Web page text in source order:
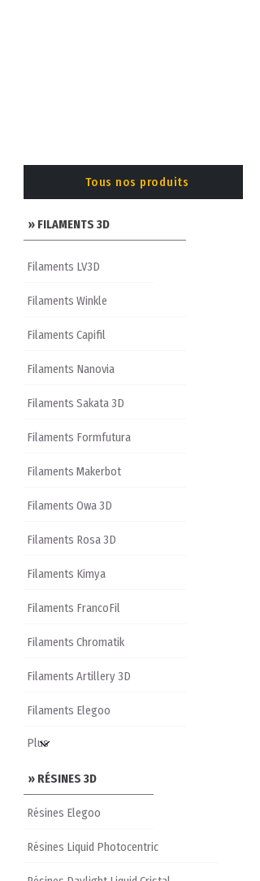
Tous nos produits
» FILAMENTS 3D
Filaments LV3D
Filaments Winkle
Filaments Capifil
Filaments Nanovia
Filaments Sakata 3D
Filaments Formfutura
Filaments Makerbot
Filaments Owa 3D
Filaments Rosa 3D
Filaments Kimya
Filaments FrancoFil
Filaments Chromatik
Filaments Artillery 3D
Filaments Elegoo
» RÉSINES 3D
Résines Elegoo
Résines Liquid Photocentric